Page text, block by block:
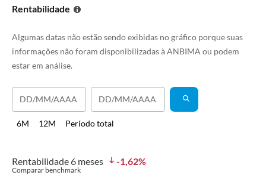
Rentabilidade
Algumas datas não estão sendo exibidas no gráfico porque suas
informações não foram disponibilizadas à ANBIMA ou podem
estar em análise.
6M 12M Período total
Rentabilidade 6 meses -1,62%
Comparar benchmark